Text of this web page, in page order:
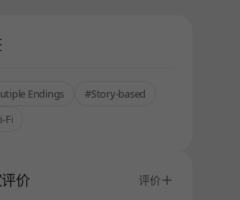
Endings
#Story-based
Fi
价 评价